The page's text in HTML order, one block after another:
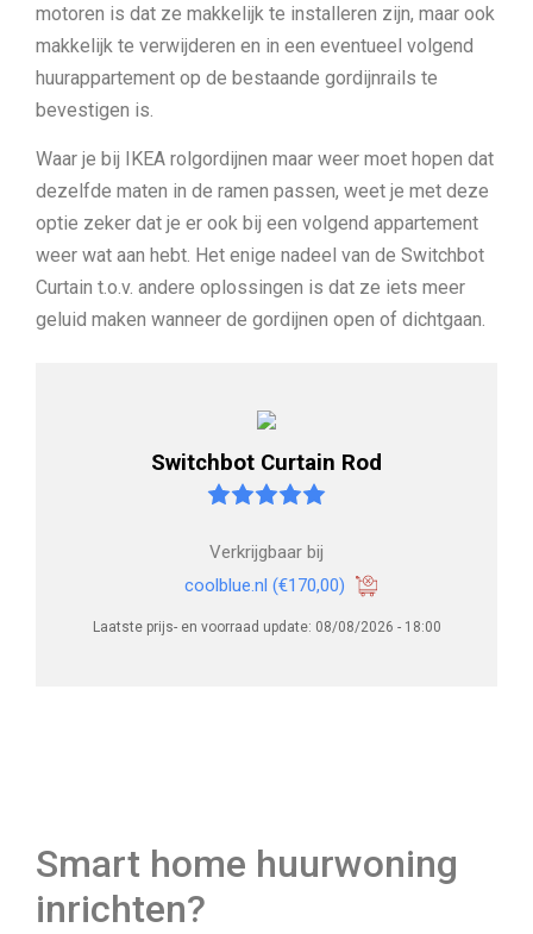
motoren is dat ze makkelijk te installeren zijn, maar ook
makkelijk te verwijderen en in een eventueel volgend
huurappartement op de bestaande gordijnrails te
bevestigen is.
Waar je bij IKEA rolgordijnen maar weer moet hopen dat
dezelfde maten in de ramen passen, weet je met deze
optie zeker dat je er ook bij een volgend appartement
weer wat aan hebt. Het enige nadeel van de Switchbot
Curtain t.o.v. andere oplossingen is dat ze iets meer
geluid maken wanneer de gordijnen open of dichtgaan.
Switchbot Curtain Rod
Verkrijgbaar bij
coolblue.nl (€170,00)
Laatste prijs- en voorraad update: 08/08/2026 - 18:00
Smart home huurwoning
inrichten?